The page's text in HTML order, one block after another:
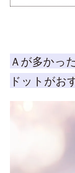
Ａが多かっ
ドットがお